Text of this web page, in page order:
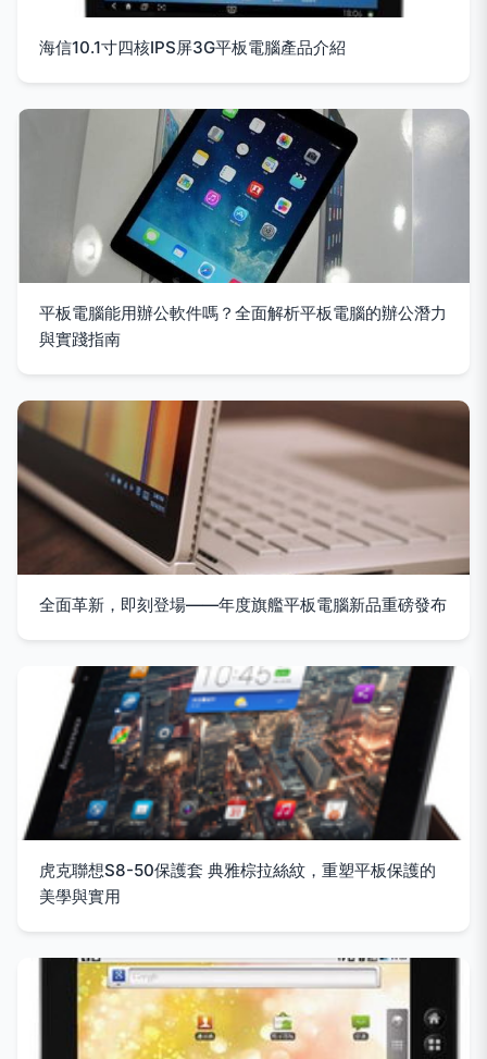
海信10.1寸四核IPS屏3G平板電腦產品介紹
平板電腦能用辦公軟件嗎？全面解析平板電腦的辦公潛力
與實踐指南
全面革新，即刻登場——年度旗艦平板電腦新品重磅發布
虎克聯想S8-50保護套 典雅棕拉絲紋，重塑平板保護的
美學與實用